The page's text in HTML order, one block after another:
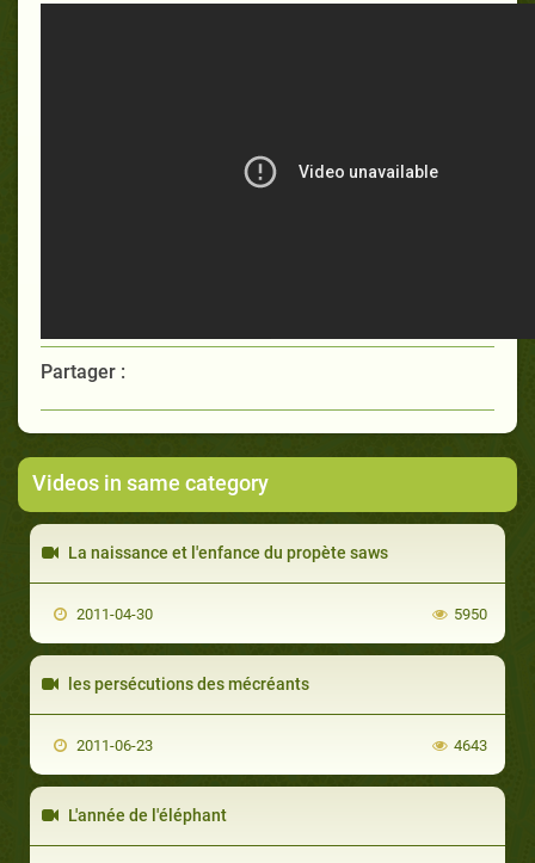
Partager :
Videos in same category
La naissance et l'enfance du propète saws
2011-04-30 5950
les persécutions des mécréants
2011-06-23 4643
L'année de l'éléphant